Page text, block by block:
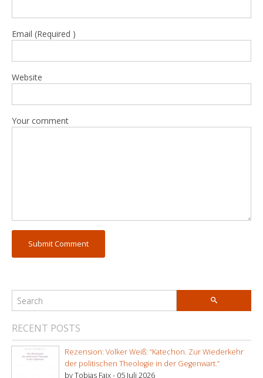
Email (Required )
Website
Your comment
RECENT POSTS
Rezension: Volker Weiß: “Katechon. Zur Wiederkehr
der politischen Theologie in der Gegenwart.”
by Tobias Faix - 05 Juli 2026